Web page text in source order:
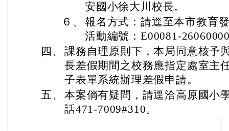
安國小徐大川校長。
６、 報名方式：請逕至本市教育
活動編號：E00081-
四、 課務自理原則下，本局同意核予
長差假期間之校務應指定處室主
子表單系統辦理差假申請。
五、 本案倘有疑問，請逕洽高原國小
話471-7009#310。